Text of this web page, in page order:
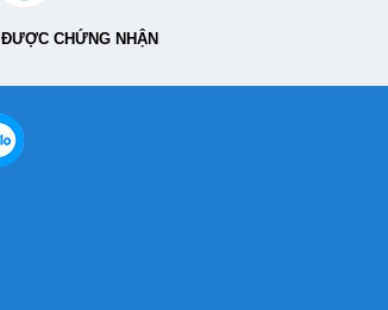
ĐƯỢC CHỨNG NHẬN